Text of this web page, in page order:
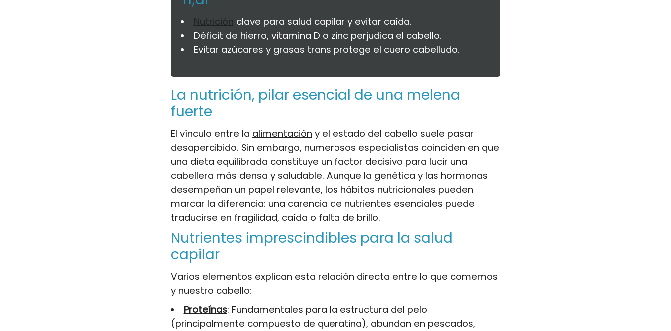
Nutrición clave para salud capilar y evitar caída.
Déficit de hierro, vitamina D o zinc perjudica el cabello.
Evitar azúcares y grasas trans protege el cuero cabelludo.
La nutrición, pilar esencial de una melena
fuerte
El vínculo entre la alimentación y el estado del cabello suele pasar
desapercibido. Sin embargo, numerosos especialistas coinciden en que
una dieta equilibrada constituye un factor decisivo para lucir una
cabellera más densa y saludable. Aunque la genética y las hormonas
desempeñan un papel relevante, los hábitos nutricionales pueden
marcar la diferencia: una carencia de nutrientes esenciales puede
traducirse en fragilidad, caída o falta de brillo.
Nutrientes imprescindibles para la salud
capilar
Varios elementos explican esta relación directa entre lo que comemos
y nuestro cabello:
Proteínas: Fundamentales para la estructura del pelo
(principalmente compuesto de queratina), abundan en pescados,